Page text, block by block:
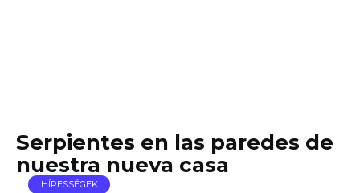
Serpientes en las paredes de
nuestra nueva casa
HÍRESSÉGEK